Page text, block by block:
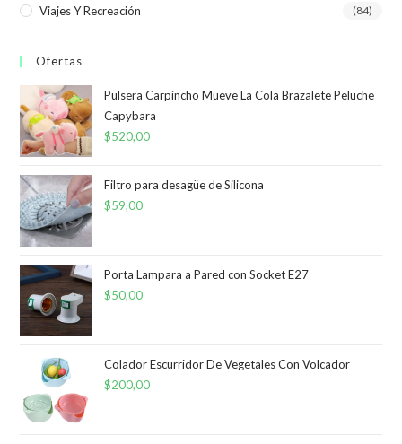
Viajes Y Recreación (84)
Ofertas
Pulsera Carpincho Mueve La Cola Brazalete Peluche
Capybara
$520,00
Filtro para desagüe de Silicona
$59,00
Porta Lampara a Pared con Socket E27
$50,00
Colador Escurridor De Vegetales Con Volcador
$200,00